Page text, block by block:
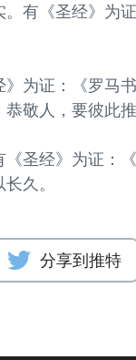
有《圣经》为
为证：《罗马
敬人，要彼此
圣经》为证：
久。
分享到推特